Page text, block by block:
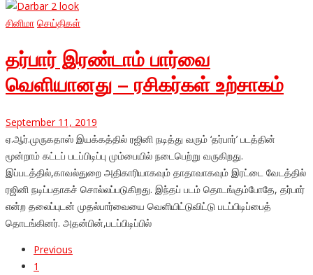
சினிமா செய்திகள்
தர்பார் இரண்டாம் பார்வை
வெளியானது – ரசிகர்கள் உற்சாகம்
September 11, 2019
ஏ.ஆர்.முருகதாஸ் இயக்கத்தில் ரஜினி நடித்து வரும் ‘தர்பார்’ படத்தின்
மூன்றாம் கட்டப் படப்பிடிப்பு மும்பையில் நடைபெற்று வருகிறது.
இப்படத்தில்,காவல்துறை அதிகாரியாகவும் தாதாவாகவும் இரட்டை வேடத்தில்
ரஜினி நடிப்பதாகச் சொல்லப்படுகிறது. இந்தப் படம் தொடங்கும்போதே, தர்பார்
என்ற தலைப்புடன் முதல்பார்வையை வெளியிட்டுவிட்டு படப்பிடிப்பைத்
தொடங்கினர். அதன்பின்,படப்பிடிப்பில்
Previous
1